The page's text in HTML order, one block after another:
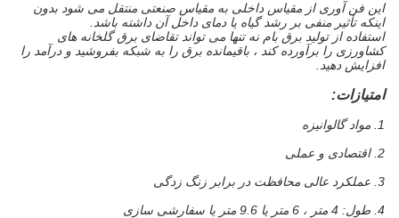
این فن آوری از مقیاس داخلی به مقیاس صنعتی منتقل می شود بدون
اینکه تأثیر منفی بر رشد گیاه یا دمای داخل آن داشته باشد.
استفاده از تولید برق بام نه تنها می تواند تقاضای برق گلخانه های
کشاورزی را برآورده کند ، باقیمانده برق را به شبکه بفروشید و درآمد را
افزایش دهید.
امتیازات:
1. مواد گالوانیزه
2. اقتصادی و عملی
3. عملکرد عالی محافظت در برابر زنگ زدگی
4. طول: 4 متر ، 6 متر یا 9.6 متر یا سفارشی سازی